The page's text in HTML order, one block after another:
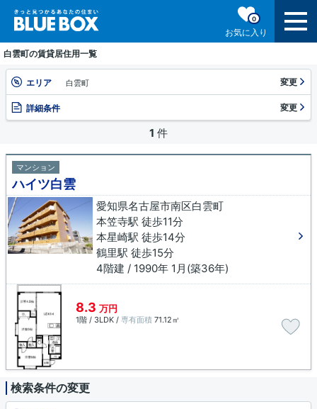
お気に入り
0
白雲町の賃貸居住用一覧
エリア 白雲町 変更
詳細条件 変更
1 件
マンション
ハイツ白雲
愛知県名古屋市南区白雲町
本笠寺駅 徒歩11分
本星崎駅 徒歩14分
鶴里駅 徒歩15分
4階建 / 1990年 1月(築36年)
8.3 万円
1階 / 3LDK / 専有面積 71.12㎡
検索条件の変更